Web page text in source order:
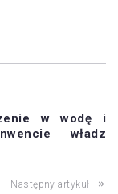
w wodę i
władz
Następny artykuł